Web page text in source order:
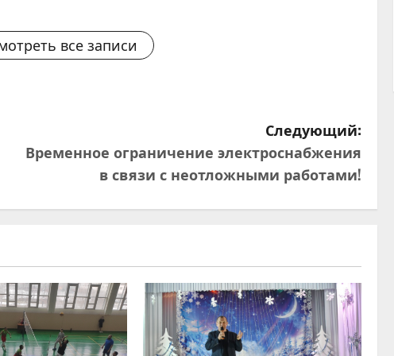
все записи
Следующий:
Временное ограничение электроснабжения
в связи с неотложными работами!